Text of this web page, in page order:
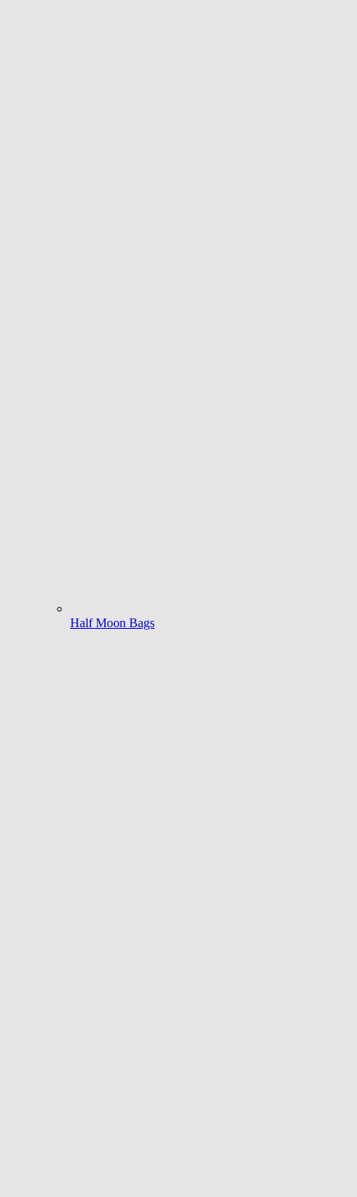
Half Moon Bags